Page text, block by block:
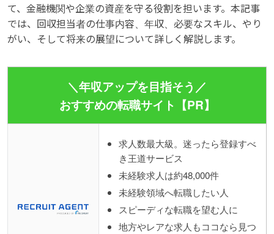
て、金融機関や企業の資産を守る役割を担います。本記事
では、回収担当者の仕事内容、年収、必要なスキル、やり
がい、そして将来の展望について詳しく解説します。
＼年収アップを目指そう／
おすすめの転職サイト【PR】
求人数最大級。迷ったら登録すべ
き王道サービス
未経験求人は約48,000件
未経験領域へ転職したい人
スピーディな転職を望む人に
地方やレアな求人もココなら見つ